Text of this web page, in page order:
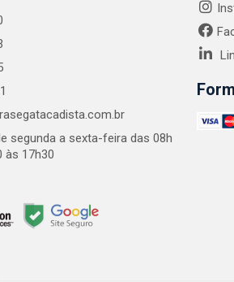
segunda a sexta-feira das 08h
às 17h30